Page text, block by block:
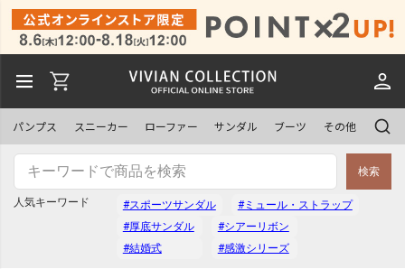
パンプス スニーカー ローファー サンダル ブーツ その他
検索
人気キーワード #スポーツサンダル
#ミュール・ストラップ
#厚底サンダル
#シアーリボン
#結婚式
#感激シリーズ